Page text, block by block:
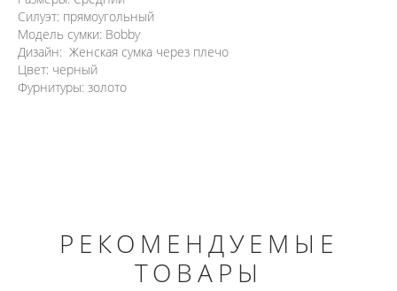
Силуэт: прямоугольный
Модель сумки: Bobby
Дизайн: Женская сумка через плечо
Цвет: черный
Фурнитуры: золото
РЕКОМЕНДУЕМЫЕ
ТОВАРЫ